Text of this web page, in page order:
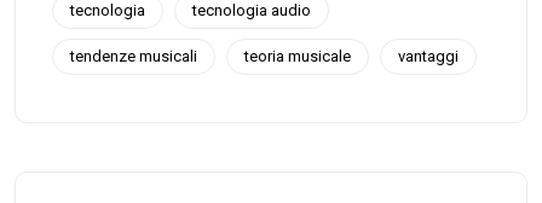
tecnologia tecnologia audio
tendenze musicali teoria musicale vantaggi